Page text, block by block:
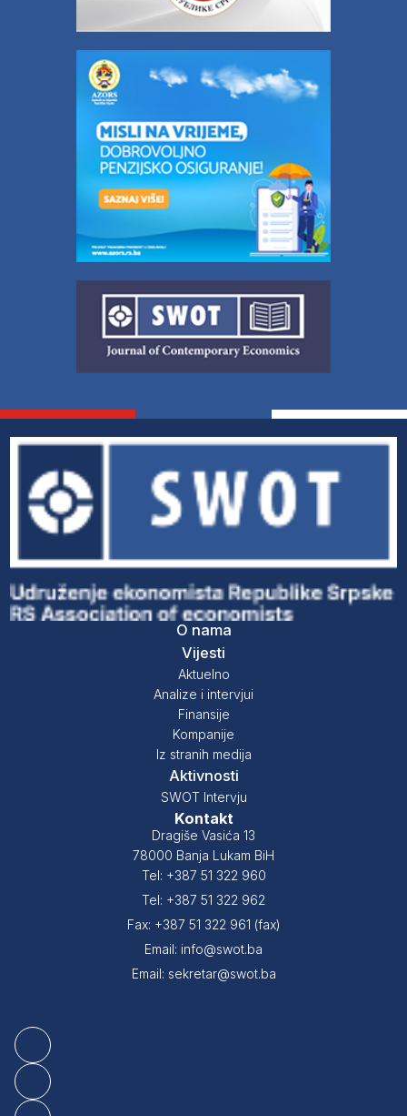
O nama
Vijesti
Aktuelno
Analize i intervjui
Finansije
Kompanije
Iz stranih medija
Aktivnosti
SWOT Intervju
Kontakt
Dragiše Vasića 13
78000 Banja Lukam BiH
Tel: +387 51 322 960
Tel: +387 51 322 962
Fax: +387 51 322 961 (fax)
Email: info@swot.ba
Email: sekretar@swot.ba